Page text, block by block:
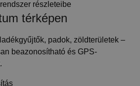
térképen
padok, zöldterületek –
beazonosítható és GPS-